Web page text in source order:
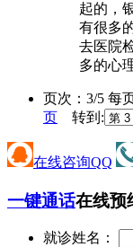
起的，
有很多
去医院
多的心
页次：3/5 每
页 转到:
在线咨询QQ
一键通话在线预
就诊姓名：